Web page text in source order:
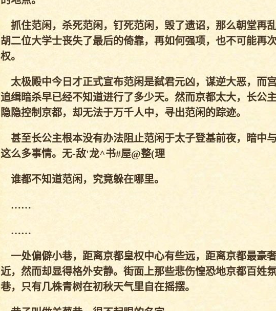
抓住范闲，杀死范闲，钉死范闲，毁了遗诏，那么朝堂再
胡二位大学士丧失了最后的倚靠，再如何强项，也不可能再
权。
太极殿中今日才正式宣布范闲是弑君元凶，谋逆大恶，而
追缉暗杀早已经不知道进行了多少天。然而京都太大，长公
隐隐控制京都，却无法于万千人中，寻出范闲的踪迹。
甚至长公主根本没有办法阻止范闲于太子登基前夜，暗中
这么多事情。无-敌'龙^书#屋@整(理
谁都不知道范闲，究竟躲在哪里。
……
……
一处偏僻小巷，距离京都皇权中心有些远，距离京都最豪
近，然而却显得格外安静。街面上那些悲伤惶恐地京都百姓
巷，只有几株青树在初秋天气里自在摇摆。